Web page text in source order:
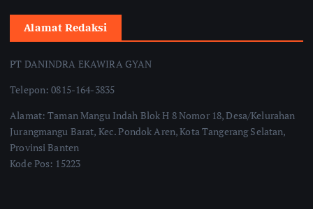
Alamat Redaksi
PT DANINDRA EKAWIRA GYAN
Telepon: 0815-164-3835
Alamat: Taman Mangu Indah Blok H 8 Nomor 18, Desa/Kelurahan
Jurangmangu Barat, Kec. Pondok Aren, Kota Tangerang Selatan,
Provinsi Banten
Kode Pos: 15223